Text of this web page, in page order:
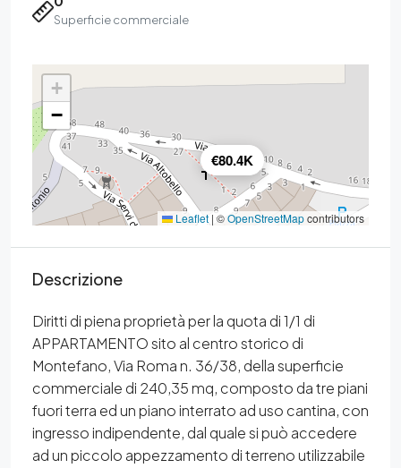
Superficie commerciale
€80.4K
+
−
Leaflet | ©OpenStreetMapcontributors
Descrizione
Diritti di piena proprietà per la quota di 1/1 di
APPARTAMENTO sito al centro storico di
Montefano, Via Roma n. 36/38, della superficie
commerciale di 240,35 mq, composto da tre piani
fuori terra ed un piano interrato ad uso cantina, con
ingresso indipendente, dal quale si può accedere
ad un piccolo appezzamento di terreno utilizzabile